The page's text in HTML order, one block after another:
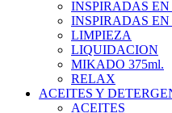
INSPIRADAS
INSPIRADAS
LIMPIEZA
LIQUIDACION
MIKADO 375ml.
RELAX
ACEITES Y
ACEITES